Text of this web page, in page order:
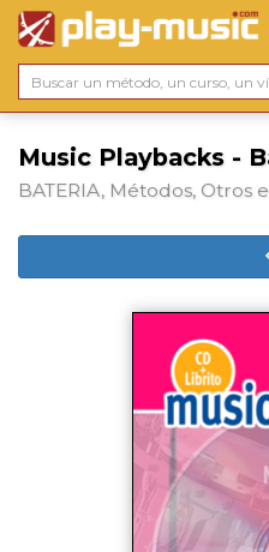
Music Playbacks -
BATERIA, Métodos, Otros